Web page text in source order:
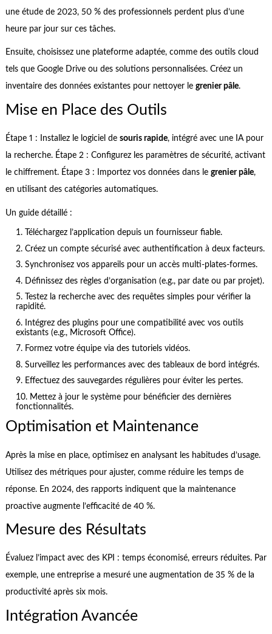
une étude de 2023, 50 % des professionnels perdent plus d’une
heure par jour sur ces tâches.
Ensuite, choisissez une plateforme adaptée, comme des outils cloud
tels que Google Drive ou des solutions personnalisées. Créez un
inventaire des données existantes pour nettoyer le grenier pâle.
Mise en Place des Outils
Étape 1 : Installez le logiciel de souris rapide, intégré avec une IA pour
la recherche. Étape 2 : Configurez les paramètres de sécurité, activant
le chiffrement. Étape 3 : Importez vos données dans le grenier pâle,
en utilisant des catégories automatiques.
Un guide détaillé :
Téléchargez l’application depuis un fournisseur fiable.
Créez un compte sécurisé avec authentification à deux facteurs.
Synchronisez vos appareils pour un accès multi-plates-formes.
Définissez des règles d’organisation (e.g., par date ou par projet).
Testez la recherche avec des requêtes simples pour vérifier la
rapidité.
Intégrez des plugins pour une compatibilité avec vos outils
existants (e.g., Microsoft Office).
Formez votre équipe via des tutoriels vidéos.
Surveillez les performances avec des tableaux de bord intégrés.
Effectuez des sauvegardes régulières pour éviter les pertes.
Mettez à jour le système pour bénéficier des dernières
fonctionnalités.
Optimisation et Maintenance
Après la mise en place, optimisez en analysant les habitudes d’usage.
Utilisez des métriques pour ajuster, comme réduire les temps de
réponse. En 2024, des rapports indiquent que la maintenance
proactive augmente l’efficacité de 40 %.
Mesure des Résultats
Évaluez l’impact avec des KPI : temps économisé, erreurs réduites. Par
exemple, une entreprise a mesuré une augmentation de 35 % de la
productivité après six mois.
Intégration Avancée